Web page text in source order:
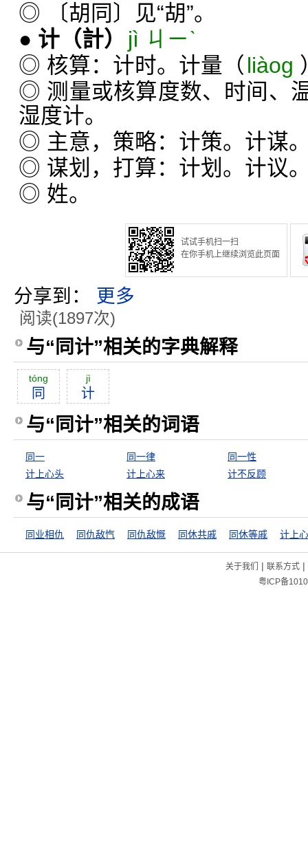
◎ 〔胡同〕见“胡”。
● 计 （計）
jì ㄐㄧˋ
◎ 核算：计时。计量（ liàog
◎ 测量或核算度数、时间、
湿度计。
◎ 主意，策略：计策。计谋
◎ 谋划，打算：计划。计议
◎ 姓。
试试手机扫一扫
在你手机上继续浏览此页面
分享到： 更多
阅读(1897次)
与“同计”相关的字典解释
tóng
同
jì
计
与“同计”相关的词语
同一 同一律
同一性
计上心头
计上心来 计不反顾
与“同计”相关的成语
同业相仇 同仇敌忾 同仇敌慨 同休共戚 同休等戚 计上
关于我们 | 联系方式|
粤ICP备